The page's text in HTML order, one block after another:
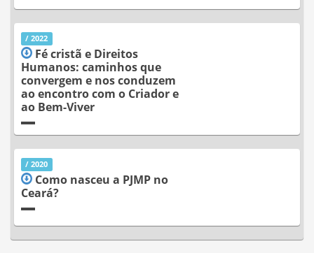
/ 2022
Fé cristã e Direitos
Humanos: caminhos que
convergem e nos conduzem
ao encontro com o Criador e
ao Bem-Viver
/ 2020
Como nasceu a PJMP no
Ceará?